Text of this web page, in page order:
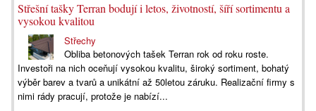
Střešní tašky Terran bodují i letos, životností, šíří sortimentu a
vysokou kvalitou
Střechy
Obliba betonových tašek Terran rok od roku roste.
Investoři na nich oceňují vysokou kvalitu, široký sortiment, bohatý
výběr barev a tvarů a unikátní až 50letou záruku. Realizační firmy s
nimi rády pracují, protože je nabízí...